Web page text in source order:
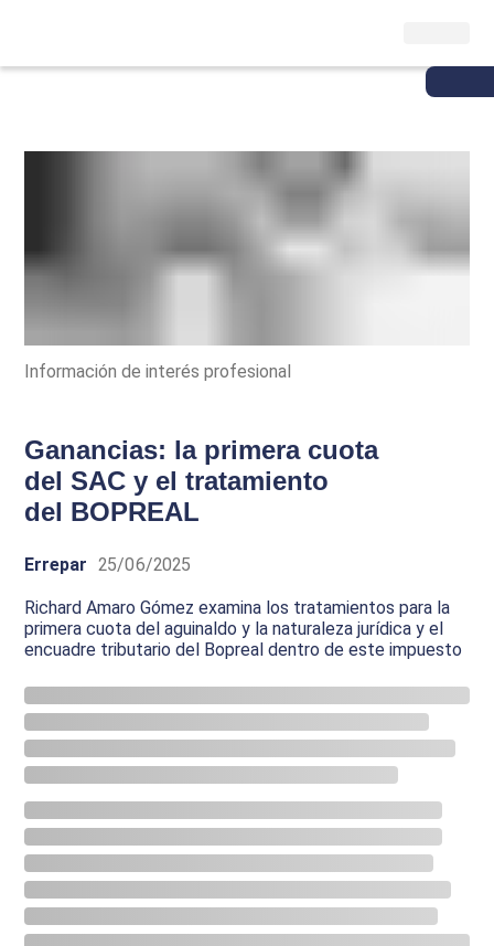
Información de interés profesional
Ganancias: la primera cuota
del SAC y el tratamiento
del BOPREAL
Errepar 25/06/2025
Richard Amaro Gómez examina los tratamientos para la
primera cuota del aguinaldo y la naturaleza jurídica y el
encuadre tributario del Bopreal dentro de este impuesto